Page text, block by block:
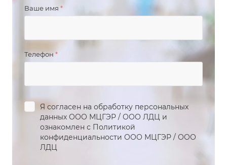
Ваше имя *
Телефон*
Я согласен на обработку персональных
данных ООО МЦГЭР / ООО ЛДЦ и
ознакомлен с Политикой
конфиденциальности ООО МЦГЭР / ООО
ЛДЦ